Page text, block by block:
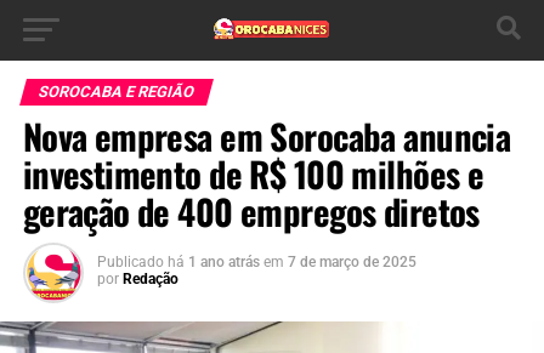
SOROCABA E REGIÃO
Nova empresa em Sorocaba anuncia
investimento de R$ 100 milhões e
geração de 400 empregos diretos
Publicado há 1 ano atrás em 7 de março de 2025
por Redação